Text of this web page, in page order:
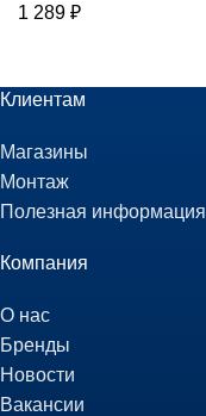
1 289 ₽
Клиентам
Магазины
Монтаж
Полезная информация
Компания
О нас
Бренды
Новости
Вакансии